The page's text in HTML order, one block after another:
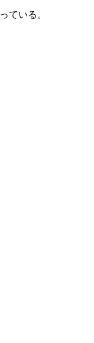
ている。